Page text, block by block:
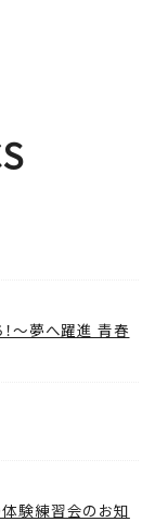
～夢へ躍進 青春
験練習会のお知